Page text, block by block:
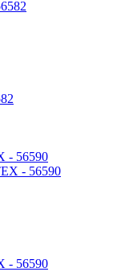
- 56590
- 56590